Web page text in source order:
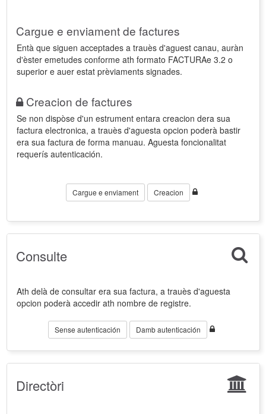
Cargue e enviament de factures
Entà que siguen acceptades a trauès d'aguest canau, auràn
d'èster emetudes conforme ath formato FACTURAe 3.2 o
superior e auer estat prèviaments signades.
Creacion de factures
Se non dispòse d'un estrument entara creacion dera sua
factura electronica, a trauès d'aguesta opcion poderà bastir
era sua factura de forma manuau. Aguesta foncionalitat
requerís autenticación.
Cargue e enviament Creacion
Consulte
Ath delà de consultar era sua factura, a trauès d'aguesta
opcion poderà accedir ath nombre de registre.
Sense autenticación Damb autenticación
Directòri